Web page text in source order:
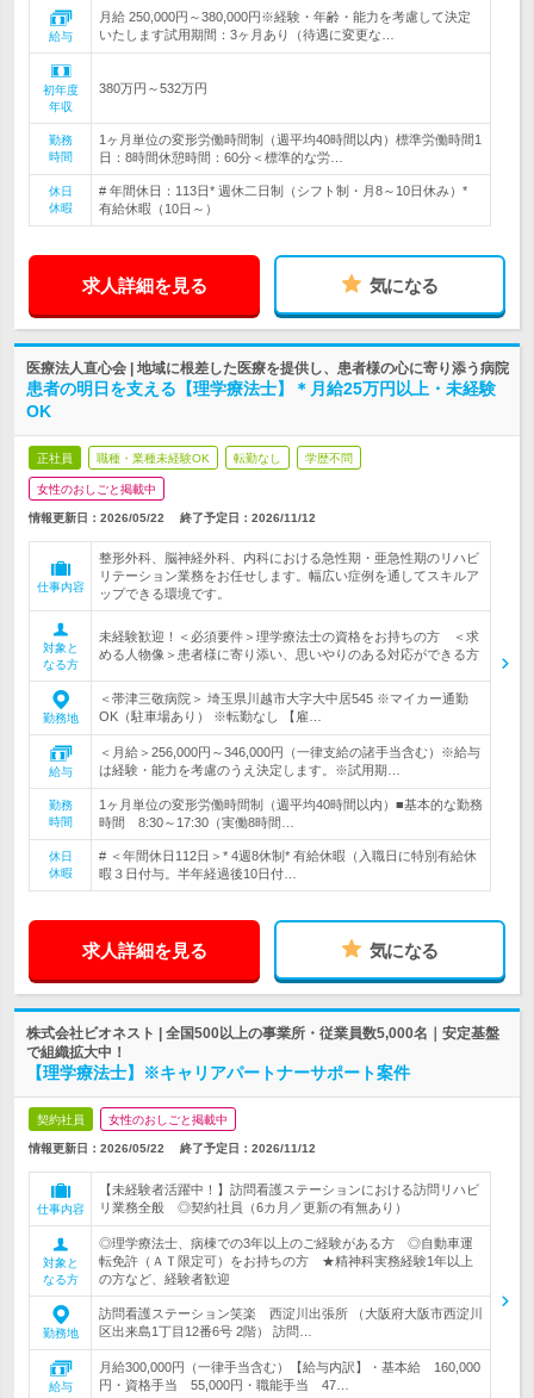
給与
月給 250,000円～380,000円※経験・年齢・能力を考慮して決定
いたします試用期間：3ヶ月あり（待遇に変更な…
初年度
年収
380万円～532万円
勤務
時間
1ヶ月単位の変形労働時間制（週平均40時間以内）標準労働時間1
日：8時間休憩時間：60分＜標準的な労…
休日
休暇
# 年間休日：113日* 週休二日制（シフト制・月8～10日休み）*
有給休暇（10日～）
求人詳細を見る 気になる
医療法人直心会 | 地域に根差した医療を提供し、患者様の心に寄り添う病院
患者の明日を支える【理学療法士】＊月給25万円以上・未経験
OK
正社員 職種・業種未経験OK 転勤なし 学歴不問
女性のおしごと掲載中
情報更新日：2026/05/22 終了予定日： 2026/11/12
仕事内容
整形外科、脳神経外科、内科における急性期・亜急性期のリハビ
リテーション業務をお任せします。幅広い症例を通してスキルア
ップできる環境です。
対象と
なる方
未経験歓迎！＜必須要件＞理学療法士の資格をお持ちの方 ＜求
める人物像＞患者様に寄り添い、思いやりのある対応ができる方
勤務地
＜帯津三敬病院＞ 埼玉県川越市大字大中居545 ※マイカー通勤
OK（駐車場あり） ※転勤なし 【雇…
給与
＜月給＞256,000円～346,000円（一律支給の諸手当含む）※給与
は経験・能力を考慮のうえ決定します。※試用期…
勤務
時間
1ヶ月単位の変形労働時間制（週平均40時間以内）■基本的な勤務
時間 8:30～17:30（実働8時間…
休日
休暇
# ＜年間休日112日＞* 4週8休制* 有給休暇（入職日に特別有給休
暇３日付与。半年経過後10日付…
求人詳細を見る 気になる
株式会社ビオネスト | 全国500以上の事業所・従業員数5,000名｜安定基盤
で組織拡大中！
【理学療法士】※キャリアパートナーサポート案件
契約社員 女性のおしごと掲載中
情報更新日：2026/05/22 終了予定日： 2026/11/12
仕事内容
【未経験者活躍中！】訪問看護ステーションにおける訪問リハビ
リ業務全般 ◎契約社員（6カ月／更新の有無あり）
対象と
なる方
◎理学療法士、病棟での3年以上のご経験がある方 ◎自動車運
転免許（ＡＴ限定可）をお持ちの方 ★精神科実務経験1年以上
の方など、経験者歓迎
勤務地
訪問看護ステーション笑楽 西淀川出張所 （大阪府大阪市西淀川
区出来島1丁目12番6号 2階） 訪問…
給与
月給300,000円（一律手当含む）【給与内訳】・基本給 160,000
円・資格手当 55,000円・職能手当 47…